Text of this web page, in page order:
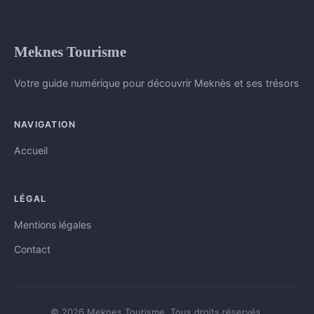
Meknes Tourisme
Votre guide numérique pour découvrir Meknès et ses trésors
NAVIGATION
Accueil
LÉGAL
Mentions légales
Contact
© 2026 Meknes Tourisme. Tous droits réservés.